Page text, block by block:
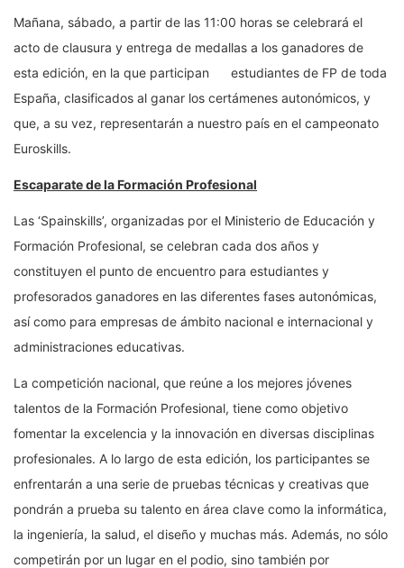
Mañana, sábado, a partir de las 11:00 horas se celebrará el
acto de clausura y entrega de medallas a los ganadores de
esta edición, en la que participan estudiantes de FP de toda
España, clasificados al ganar los certámenes autonómicos, y
que, a su vez, representarán a nuestro país en el campeonato
Euroskills.
Escaparate de la Formación Profesional
Las ‘Spainskills’, organizadas por el Ministerio de Educación y
Formación Profesional, se celebran cada dos años y
constituyen el punto de encuentro para estudiantes y
profesorados ganadores en las diferentes fases autonómicas,
así como para empresas de ámbito nacional e internacional y
administraciones educativas.
La competición nacional, que reúne a los mejores jóvenes
talentos de la Formación Profesional, tiene como objetivo
fomentar la excelencia y la innovación en diversas disciplinas
profesionales. A lo largo de esta edición, los participantes se
enfrentarán a una serie de pruebas técnicas y creativas que
pondrán a prueba su talento en área clave como la informática,
la ingeniería, la salud, el diseño y muchas más. Además, no sólo
competirán por un lugar en el podio, sino también por